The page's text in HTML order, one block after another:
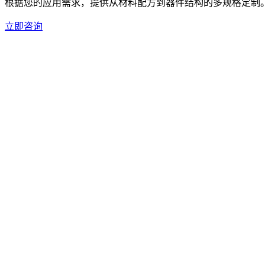
根据您的应用需求，提供从材料配方到器件结构的多规格定制
立即咨询